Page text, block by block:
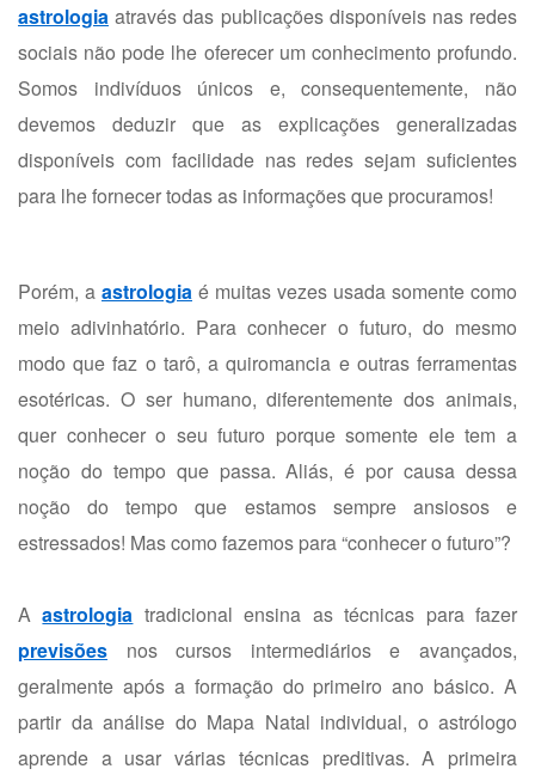
astrologia através das publicações disponíveis nas redes
sociais não pode lhe oferecer um conhecimento profundo.
Somos indivíduos únicos e, consequentemente, não
devemos deduzir que as explicações generalizadas
disponíveis com facilidade nas redes sejam suficientes
para lhe fornecer todas as informações que procuramos!
Porém, a astrologia é muitas vezes usada somente como
meio adivinhatório. Para conhecer o futuro, do mesmo
modo que faz o tarô, a quiromancia e outras ferramentas
esotéricas. O ser humano, diferentemente dos animais,
quer conhecer o seu futuro porque somente ele tem a
noção do tempo que passa. Aliás, é por causa dessa
noção do tempo que estamos sempre ansiosos e
estressados! Mas como fazemos para “conhecer o futuro”?
Aastrologia tradicional ensina as técnicas para fazer
previsões nos cursos intermediários e avançados,
geralmente após a formação do primeiro ano básico. A
partir da análise do Mapa Natal individual, o astrólogo
aprende a usar várias técnicas preditivas. A primeira